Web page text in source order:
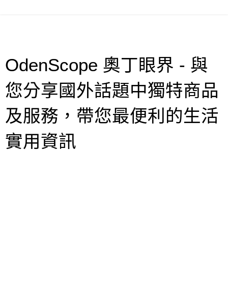
OdenScope 奧丁眼界 - 與
您分享國外話題中獨特商品
及服務，帶您最便利的生活
實用資訊